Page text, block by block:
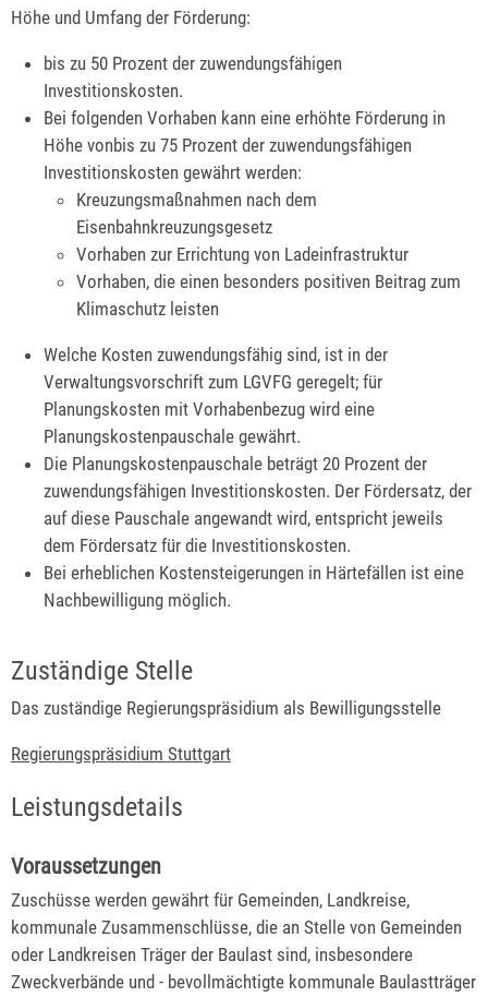
Höhe und Umfang der Förderung:
bis zu 50 Prozent der zuwendungsfähigen
Investitionskosten.
Bei folgenden Vorhaben kann eine erhöhte Förderung in
Höhe vonbis zu 75 Prozent der zuwendungsfähigen
Investitionskosten gewährt werden:
Kreuzungsmaßnahmen nach dem
Eisenbahnkreuzungsgesetz
Vorhaben zur Errichtung von Ladeinfrastruktur
Vorhaben, die einen besonders positiven Beitrag zum
Klimaschutz leisten
Welche Kosten zuwendungsfähig sind, ist in der
Verwaltungsvorschrift zum LGVFG geregelt; für
Planungskosten mit Vorhabenbezug wird eine
Planungskostenpauschale gewährt.
Die Planungskostenpauschale beträgt 20 Prozent der
zuwendungsfähigen Investitionskosten. Der Fördersatz, der
auf diese Pauschale angewandt wird, entspricht jeweils
dem Fördersatz für die Investitionskosten.
Bei erheblichen Kostensteigerungen in Härtefällen ist eine
Nachbewilligung möglich.
Zuständige Stelle
Das zuständige Regierungspräsidium als Bewilligungsstelle
Regierungspräsidium Stuttgart
Leistungsdetails
Voraussetzungen
Zuschüsse werden gewährt für Gemeinden, Landkreise,
kommunale Zusammenschlüsse, die an Stelle von Gemeinden
oder Landkreisen Träger der Baulast sind, insbesondere
Zweckverbände und - bevollmächtigte kommunale Baulastträger